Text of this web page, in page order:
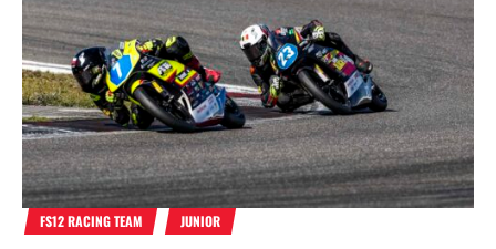
FS12 RACING TEAM JUNIOR